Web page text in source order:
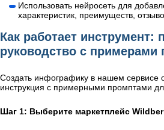
Использовать нейросеть для
характеристик, преимуществ,
Как работает инструмент:
руководство с примерами
Создать инфографику в нашем сервисе
инструкция с примерными промптами
Шаг 1: Выберите маркетплейс